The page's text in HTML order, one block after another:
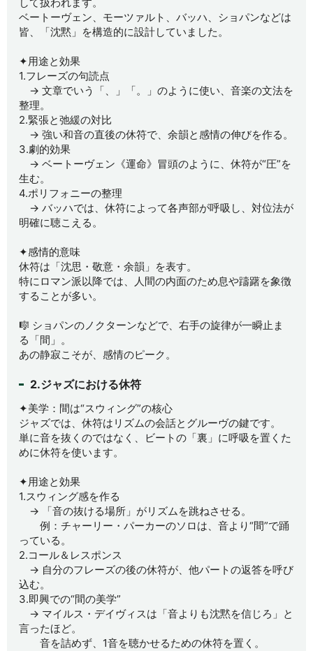
ベートーヴェン、モーツァルト、バッハ、ショパンなどは
皆、「沈黙」を構造的に設計していました。
✦用途と効果
1.フレーズの句読点
→ 文章でいう「、」「。」のように使い、音楽の文法を
整理。
2.緊張と弛緩の対比
→ 強い和音の直後の休符で、余韻と感情の伸びを作る。
3.劇的効果
→ ベートーヴェン《運命》冒頭のように、休符が“圧”を
生む。
4.ポリフォニーの整理
→ バッハでは、休符によって各声部が呼吸し、対位法が
明確に聴こえる。
✦感情的意味
休符は「沈思・敬意・余韻」を表す。
特にロマン派以降では、人間の内面のため息や躊躇を象徴
することが多い。
🎼 ショパンのノクターンなどで、右手の旋律が一瞬止ま
る「間」。
あの静寂こそが、感情のピーク。
2.ジャズにおける休符
✦美学：間は“スウィング”の核心
ジャズでは、休符はリズムの会話とグルーヴの鍵です。
単に音を抜くのではなく、ビートの「裏」に呼吸を置くた
めに休符を使います。
✦用途と効果
1.スウィング感を作る
→ 「音の抜ける場所」がリズムを跳ねさせる。
例：チャーリー・パーカーのソロは、音より“間”で踊
っている。
2.コール＆レスポンス
→ 自分のフレーズの後の休符が、他パートの返答を呼び
込む。
3.即興での“間の美学”
→ マイルス・デイヴィスは「音よりも沈黙を信じろ」と
言ったほど。
音を詰めず、1音を聴かせるための休符を置く。